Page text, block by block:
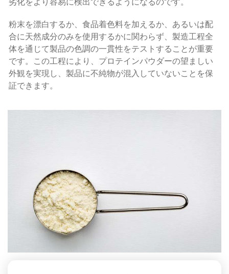
粉末を漂白するか、食品着色料を加えるか、あるいは配
合に天然成分のみを使用するかに関わらず、製造工程全
体を通じて製品の色調の一貫性をテストすることが重要
です。この工程により、プロテインパウダーの望ましい
外観を実現し、製品に不純物が混入していないことを保
証できます。